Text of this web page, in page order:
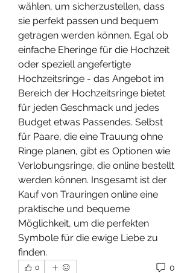
wählen, um sicherzustellen, dass
sie perfekt passen und bequem
getragen werden können. Egal ob
einfache Eheringe für die Hochzeit
oder speziell angefertigte
Hochzeitsringe - das Angebot im
Bereich der Hochzeitsringe bietet
für jeden Geschmack und jedes
Budget etwas Passendes. Selbst
für Paare, die eine Trauung ohne
Ringe planen, gibt es Optionen wie
Verlobungsringe, die online bestellt
werden können. Insgesamt ist der
Kauf von Trauringen online eine
praktische und bequeme
Möglichkeit, um die perfekten
Symbole für die ewige Liebe zu
finden.
0 0